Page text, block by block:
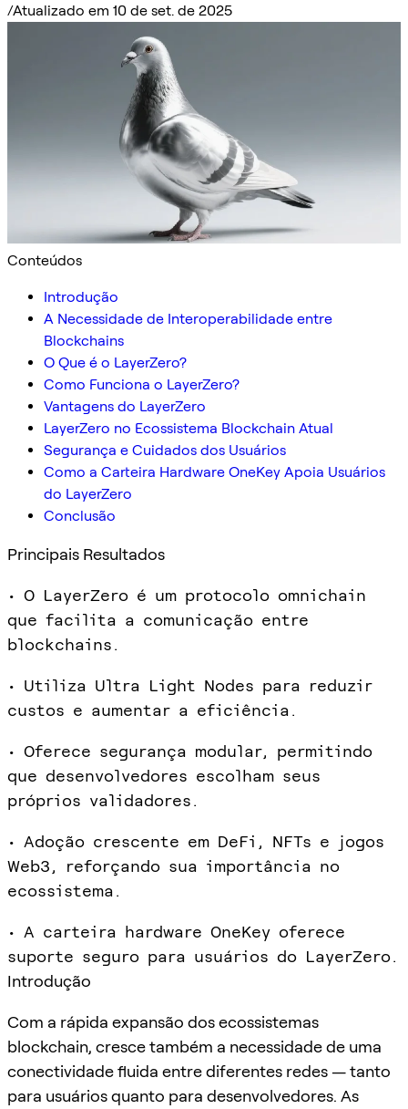
/Atualizado em 10 de set. de 2025
Conteúdos
Introdução
A Necessidade de Interoperabilidade entre
Blockchains
O Que é o LayerZero?
Como Funciona o LayerZero?
Vantagens do LayerZero
LayerZero no Ecossistema Blockchain Atual
Segurança e Cuidados dos Usuários
Como a Carteira Hardware OneKey Apoia Usuários
do LayerZero
Conclusão
Principais Resultados
• O LayerZero é um protocolo omnichain
que facilita a comunicação entre
blockchains.
• Utiliza Ultra Light Nodes para reduzir
custos e aumentar a eficiência.
• Oferece segurança modular, permitindo
que desenvolvedores escolham seus
próprios validadores.
• Adoção crescente em DeFi, NFTs e jogos
Web3, reforçando sua importância no
ecossistema.
• A carteira hardware OneKey oferece
suporte seguro para usuários do LayerZero.
Introdução
Com a rápida expansão dos ecossistemas
blockchain, cresce também a necessidade de uma
conectividade fluida entre diferentes redes — tanto
para usuários quanto para desenvolvedores. As